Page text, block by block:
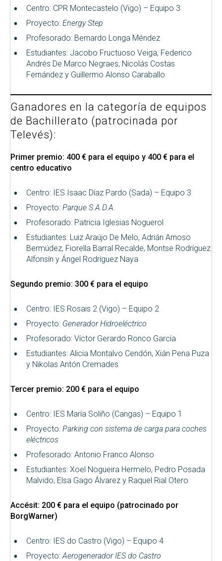
Centro: CPR Montecastelo (Vigo) – Equipo 3
Proyecto: Energy Step
Profesorado: Bernardo Longa Méndez
Estudiantes: Jacobo Fructuoso Veiga, Federico
Andrés De Marco Negraes, Nicolás Costas
Fernández y Guillermo Alonso Caraballo
Ganadores en la categoría de equipos
de Bachillerato (patrocinada por
Televés):
Primer premio: 400 € para el equipo y 400 € para el
centro educativo
Centro: IES Isaac Díaz Pardo (Sada) – Equipo 3
Proyecto: Parque S.A.D.A.
Profesorado: Patricia Iglesias Noguerol
Estudiantes: Luiz Araújo De Melo, Adrián Arnoso
Bermúdez, Fiorella Barral Recalde, Montse Rodríguez
Alfonsín y Ángel Rodríguez Naya
Segundo premio: 300 € para el equipo
Centro: IES Rosais 2 (Vigo) – Equipo 2
Proyecto: Generador Hidroeléctrico
Profesorado: Víctor Gerardo Ronco García
Estudiantes: Alicia Montalvo Cendón, Xián Pena Puza
y Nikolas Antón Cremades
Tercer premio: 200 € para el equipo
Centro: IES María Soliño (Cangas) – Equipo 1
Proyecto: Parking con sistema de carga para coches
eléctricos
Profesorado: Antonio Franco Alonso
Estudiantes: Xoel Nogueira Hermelo, Pedro Posada
Malvido, Elsa Gago Álvarez y Raquel Rial Otero
Accésit: 200 € para el equipo (patrocinado por
BorgWarner)
Centro: IES do Castro (Vigo) – Equipo 4
Proyecto:Aerogenerador IES do Castro